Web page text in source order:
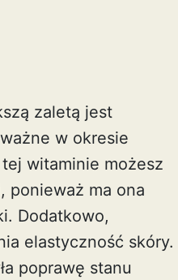
zaletą jest
w okresie
witaminie możesz
ponieważ ma ona
Dodatkowo,
elastyczność skóry.
poprawę stanu